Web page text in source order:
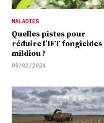
MALADIES
Quelles pistes pour
réduire l’IFT fongicides
mildiou ?
08/02/2024